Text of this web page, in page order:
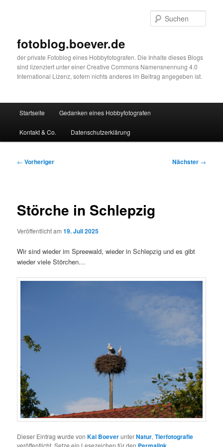
fotoblog.boever.de
der private Fotoblog eines Hobbyfotografen. Die Inhalte dieses Blogs
sind lizenziert unter einer Creative Commons Namensnennung 4.0
International Lizenz, sofern nichts anderes im Beitrag angegeben ist.
Startseite Gedanken eines Hobbyfotografen
Kontakt & Co. Datenschutzerklärung
Beitragsnavigation
← Vorheriger Nächster →
Störche in Schlepzig
Veröffentlicht am19. Juli 2025
Wir sind wieder im Spreewald, wieder in Schlepzig und es gibt
wieder viele Störchen…
Dieser Eintrag wurde vonKai BoeverunterNatur,Tierfotografie